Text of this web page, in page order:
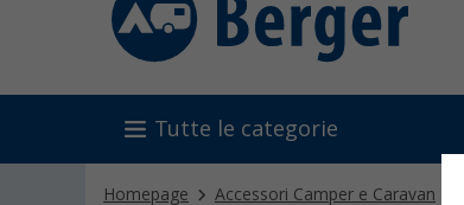
Tutte le categorie
Homepage Accessori Camper e Caravan